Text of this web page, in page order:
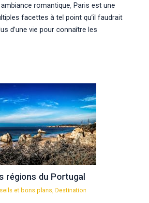
romantique, Paris est une
facettes à tel point qu’il faudrait
d’une vie pour connaître les
régions du Portugal
et bons plans ,Destination